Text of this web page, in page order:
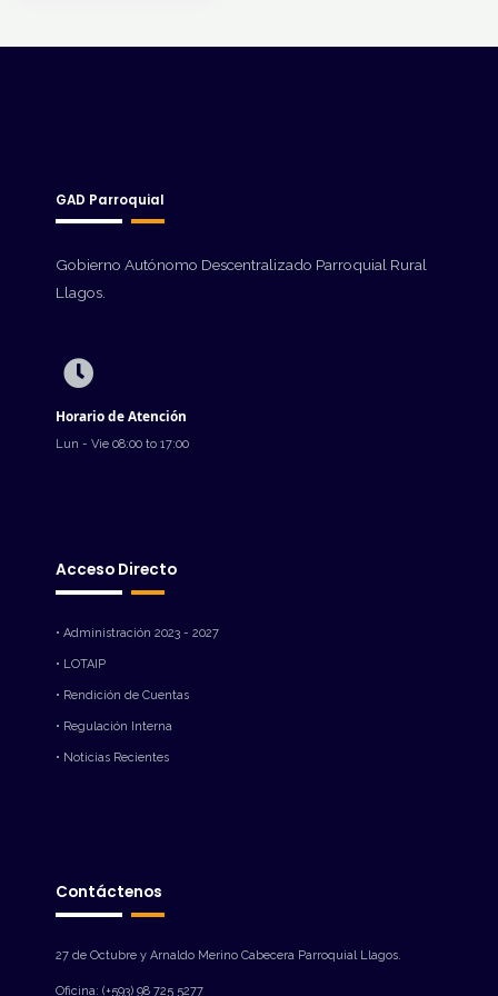
GAD Parroquial
Gobierno Autónomo Descentralizado Parroquial Rural
Llagos.
Horario de Atención
Lun - Vie 08:00 to 17:00
Acceso Directo
• Administración 2023 - 2027
• LOTAIP
• Rendición de Cuentas
• Regulación Interna
• Noticias Recientes
Contáctenos
27 de Octubre y Arnaldo Merino Cabecera Parroquial Llagos.
Oficina: (+593) 98 725 5277